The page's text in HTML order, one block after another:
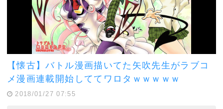
【懐古】バトル漫画描いてた矢吹先生がラブコ
メ漫画連載開始しててワロタｗｗｗｗｗ
2018/01/27 07:55